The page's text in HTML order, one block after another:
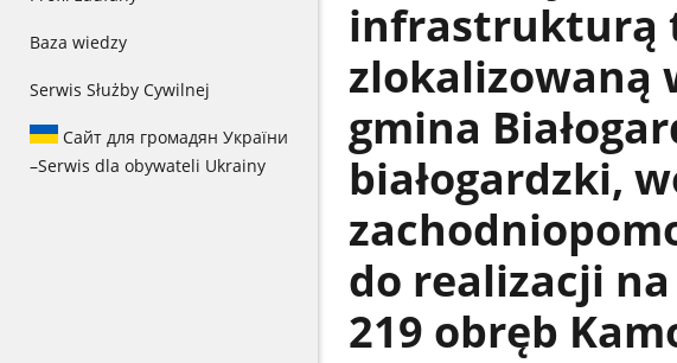
Baza wiedzy
Serwis Służby Cywilnej
Сайт для громадян України
–Serwis dla obywateli Ukrainy
infrastrukturą
zlokalizowaną
gmina
białogardzki,
do realizacji na
219 obręb